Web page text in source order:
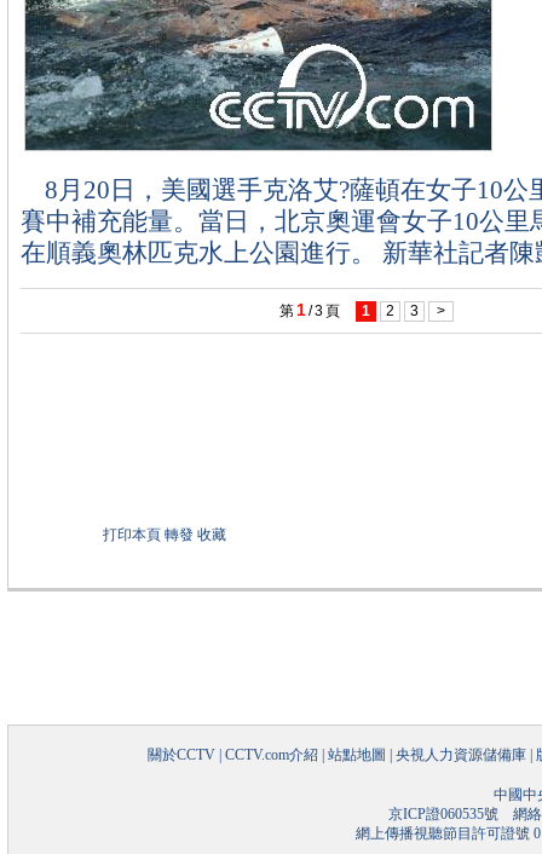
8月20日，美國選手克洛艾?薩頓在女子10公
賽中補充能量。當日，北京奧運會女子10公里
在順義奧林匹克水上公園進行。 新華社記者陳
第 1/3頁 1 2 3 >
打印本頁 轉發 收藏
關於CCTV CCTV.com介紹 站點地圖 央視人力資源儲備庫
中國中
京ICP證060535號網絡
網上傳播視聽節目許可證號